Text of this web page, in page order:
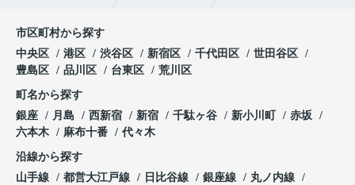
市区町村から探す
中央区
港区 渋谷区 新宿区 千代田区
世田谷区
豊島区
品川区 台東区 荒川区
町名から探す
銀座
月島 西新宿 新宿 千駄ヶ谷 新小川町
赤坂
六本木
麻布十番 代々木
沿線から探す
山手線
都営大江戸線 日比谷線 銀座線
丸ノ内線